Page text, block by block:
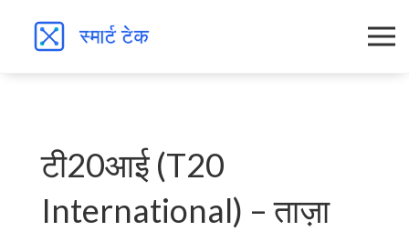
टी20आई (T20
International) – ताज़ा